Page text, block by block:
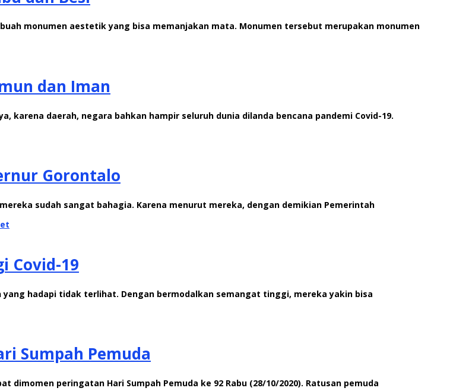
monumen aestetik yang bisa memanjakan mata. Monumen tersebut merupakan monumen
dan Iman
karena daerah, negara bahkan hampir seluruh dunia dilanda bencana pandemi Covid-19.
Gorontalo
sudah sangat bahagia. Karena menurut mereka, dengan demikian Pemerintah
Covid-19
hadapi tidak terlihat. Dengan bermodalkan semangat tinggi, mereka yakin bisa
Sumpah Pemuda
dimomen peringatan Hari Sumpah Pemuda ke 92 Rabu (28/10/2020). Ratusan pemuda